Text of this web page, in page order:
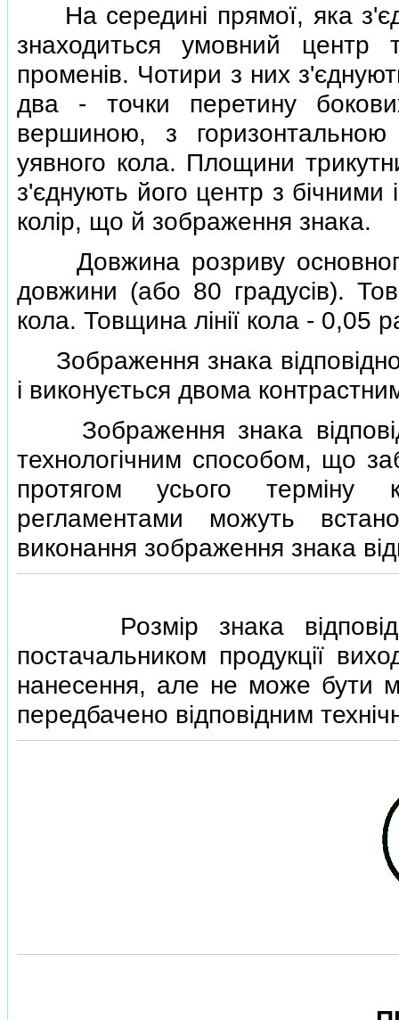
На серединi прямої, яка
знаходиться умовний центр
променiв. Чотири з них
два - точки перетину
вершиною, з
уявного кола. Площини
з'єднують його центр з
колiр, що й зображення знака.
Довжина розриву основного
довжини (або 80 градусiв).
кола. Товщина лiнiї кола - 0,05
Зображення знака
i виконується двома
Зображення знака
технологiчним способом, що
протягом усього термiну
регламентами можуть
виконання зображення знака
Розмiр знака
постачальником продукцiї
нанесення, але не може
передбачено вiдповiдним